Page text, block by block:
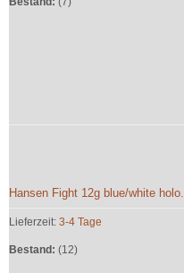
Hansen Fight 12g blue/white holo.
Lieferzeit: 3-4 Tage
Bestand: (12)